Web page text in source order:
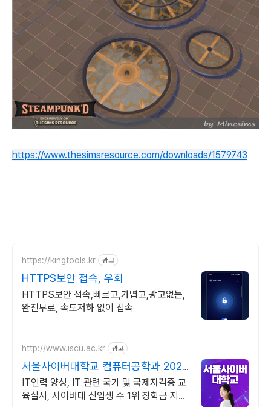
https://www.thesimsresource.com/downloads/1579743
https://kingtools.kr 광고
HTTPS보안 접속, 우회
HTTPS보안 접속,빠르고,가볍고,광고없는,
완전무료, 속도저하 없이 접속
http://www.iscu.ac.kr 광고
서울사이버대학교 컴퓨터공학과 2026
가을학기 신편입생
IT인력 양성, IT 관련 국가 및 국제자격증 교
육실시, 사이버대 신입생 수 1위 장학금 지급